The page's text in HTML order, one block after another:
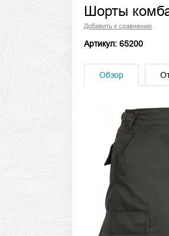
Шорты
Добавить к сравнению
Артикул: 65200
Обзор